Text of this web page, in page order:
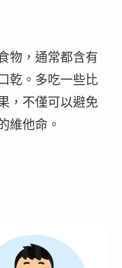
物，通常都含有
口乾。多吃一些比
，不僅可以避免
維他命。